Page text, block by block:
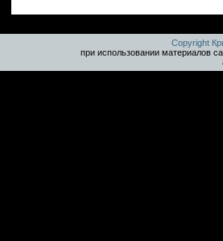
Copyright
при использовании материалов